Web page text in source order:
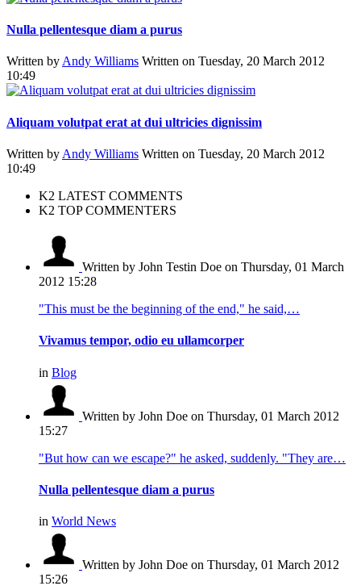
Nulla pellentesque diam a purus
Written byAndy Williams Written on Tuesday, 20 March 2012
10:49
Aliquam volutpat erat at dui ultricies dignissim
Written by Andy Williams Written on Tuesday, 20 March 2012
10:49
K2 LATEST COMMENTS
K2 TOP COMMENTERS
Written by John Testin Doe on Thursday, 01 March
2012 15:28
"This must be the beginning of the end," he said,…
Vivamus tempor, odio eu ullamcorper
in Blog
Written by John Doe on Thursday, 01 March 2012
15:27
"But how can we escape?" he asked, suddenly. "They are…
Nulla pellentesque diam a purus
in World News
Written by John Doe on Thursday, 01 March 2012
15:26